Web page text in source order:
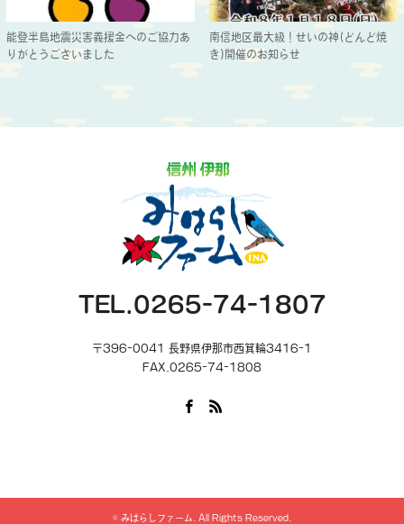
能登半島地震災害義援金へのご協力あ
りがとうございました
南信地区最大級！せいの神(どんど焼
き)開催のお知らせ
TEL.0265-74-1807
〒396-0041 長野県伊那市西箕輪3416-1
FAX.0265-74-1808
© みはらしファーム . All Rights Reserved.